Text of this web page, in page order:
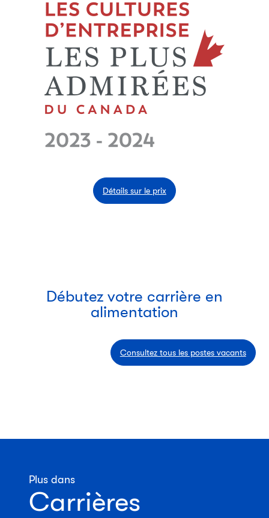
Détails sur le prix
Débutez votre carrière en
alimentation
Consultez tous les postes vacants
Plus dans
Carrières